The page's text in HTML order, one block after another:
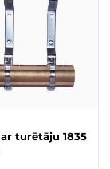
turētāju 1835